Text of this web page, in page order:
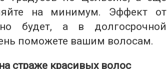
на минимум. Эффект от
будет, а в долгосрочной
поможете вашим волосам.
страже красивых волос